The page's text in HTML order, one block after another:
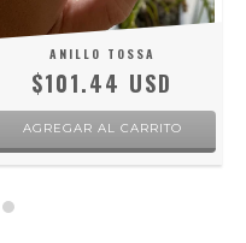
ANILLO TOSSA
$101.44 USD
AGREGAR AL CARRITO